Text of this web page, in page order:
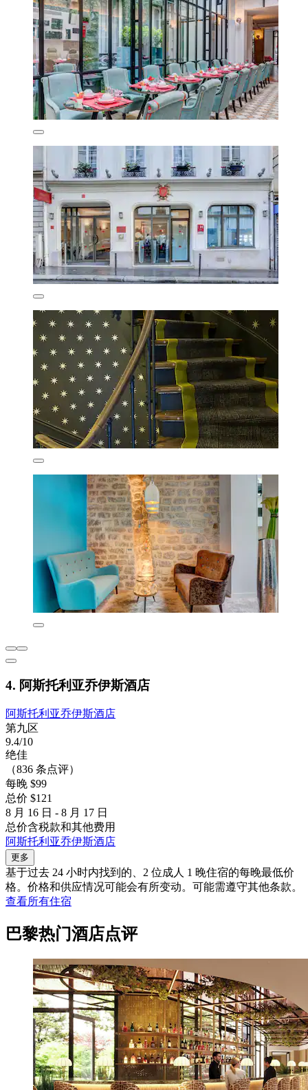
4. 阿斯托利亚乔伊斯酒店
阿斯托利亚乔伊斯酒店
第九区
9.4/10
绝佳
（836 条点评）
每晚 $99
总价 $121
8 月 16 日 - 8 月 17 日
总价含税款和其他费用
阿斯托利亚乔伊斯酒店
更多
基于过去 24 小时内找到的、2 位成人 1 晚住宿的每晚最低价
格。价格和供应情况可能会有所变动。可能需遵守其他条款。
查看所有住宿
巴黎热门酒店点评